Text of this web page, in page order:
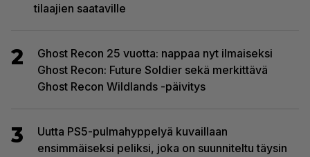
tilaajien saataville
2
Ghost Recon 25 vuotta: nappaa nyt ilmaiseksi
Ghost Recon: Future Soldier sekä merkittävä
Ghost Recon Wildlands -päivitys
3
Uutta PS5-pulmahyppelyä kuvaillaan
ensimmäiseksi peliksi, joka on suunniteltu täysin